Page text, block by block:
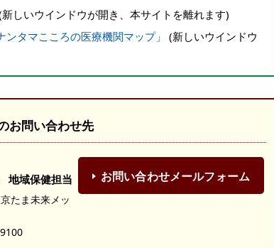
しいウインドウが開き、本サイトを離れます)
タマこころの医療機関マップ」
(新しいウインドウ
お問い合わせ先
地域保健担当
たま未来メッ
お問い合わせメールフォーム